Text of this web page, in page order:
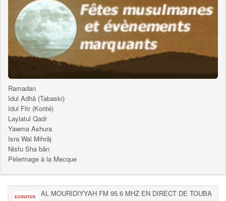
Ramadan
Idul Adhâ (Tabaski)
Idul Fitr (Korité)
Laylatul Qadr
Yawma Ashura
Isra Wal Mihrâj
Nisfu Sha bân
Pèlerinage à la Mecque
AL MOURIDIYYAH FM 95.6 MHZ EN DIRECT DE TOUBA